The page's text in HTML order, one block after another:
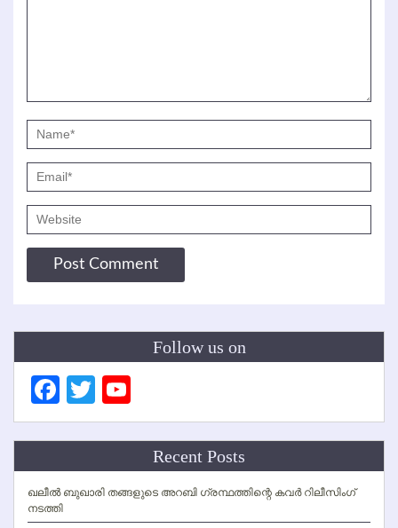
Follow us on
Facebook
Twitter
Channel
Recent Posts
ഖലീല്‍ ബുഖാരി തങ്ങളുടെ അറബി ഗ്രന്ഥത്തിന്റെ കവര്‍ റിലീസിംഗ്
നടത്തി